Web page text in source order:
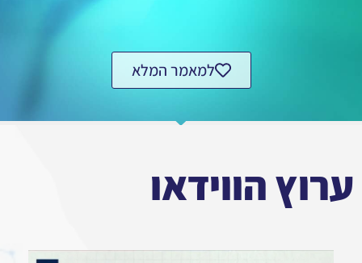
למאמר המלא
ערוץ הווידאו